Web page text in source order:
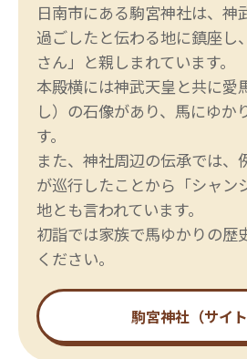
日南市にある駒宮神社は、神
過ごしたと伝わる地に鎮座し
さん」と親しまれています。
本殿横には神武天皇と共に愛
し）の石像があり、馬にゆか
す。
また、神社周辺の伝承では、
が巡行したことから「シャン
地とも言われています。
初詣では家族で馬ゆかりの歴
ください。
駒宮神社（サイト